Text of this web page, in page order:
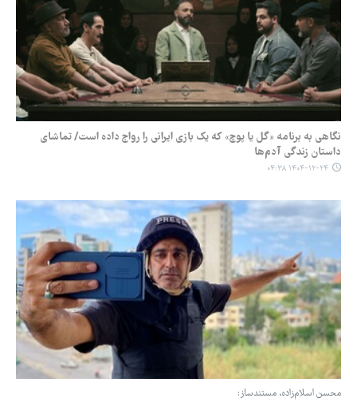
نگاهی به برنامه «گل یا پوچ» که یک بازی ایرانی را رواج داده است/ تماشای
داستان زندگی آدم‌ها
۱۴۰۴-۱۲-۲۴ ۰۴:۳۸
محسن اسلام‌زاده، مستندساز: